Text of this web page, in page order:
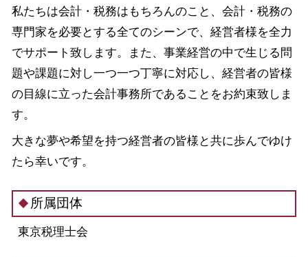
私たちは会計・税務はもちろんのこと、会計・税務の
専門家を必要とする全てのシーンで、経営者様を全力
でサポート致します。また、事業経営の中で生じる問
題や課題に対し一つ一つ丁寧に対応し、経営者の皆様
の目線に立った会計事務所であることをお約束致しま
す。
大きな夢や希望を持つ経営者の皆様と共に歩んでゆけ
たら幸いです。
所属団体
東京税理士会